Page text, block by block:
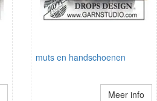
muts en handschoenen
Meer info